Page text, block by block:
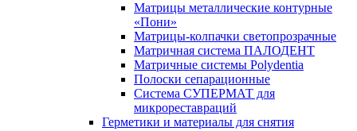
Матрицы металлические контурные
«Пони»
Матрицы-колпачки светопрозрачные
Матричная система ПАЛОДЕНТ
Матричные системы Polydentia
Полоски сепарационные
Система СУПЕРМАТ для
микрореставраций
Герметики и материалы для снятия